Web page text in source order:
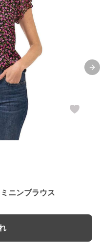
ニンブラウス